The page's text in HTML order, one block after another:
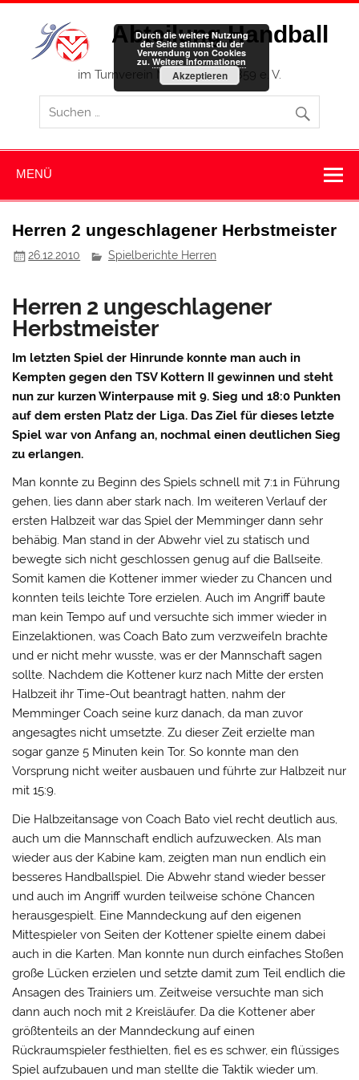
Zum
springen
Abteilung Handball
im Turnverein Memmingen 1859 e. V.
MENÜ
Herren 2 ungeschlagener Herbstmeister
26.12.2010 Spielberichte Herren
Herren 2 ungeschlagener
Herbstmeister
Im letzten Spiel der Hinrunde konnte man auch in
Kempten gegen den TSV Kottern II gewinnen und steht
nun zur kurzen Winterpause mit 9. Sieg und 18:0 Punkten
auf dem ersten Platz der Liga. Das Ziel für dieses letzte
Spiel war von Anfang an, nochmal einen deutlichen Sieg
zu erlangen.
Man konnte zu Beginn des Spiels schnell mit 7:1 in Führung
gehen, lies dann aber stark nach. Im weiteren Verlauf der
ersten Halbzeit war das Spiel der Memminger dann sehr
behäbig. Man stand in der Abwehr viel zu statisch und
bewegte sich nicht geschlossen genug auf die Ballseite.
Somit kamen die Kottener immer wieder zu Chancen und
konnten teils leichte Tore erzielen. Auch im Angriff baute
man kein Tempo auf und versuchte sich immer wieder in
Einzelaktionen, was Coach Bato zum verzweifeln brachte
und er nicht mehr wusste, was er der Mannschaft sagen
sollte. Nachdem die Kottener kurz nach Mitte der ersten
Halbzeit ihr Time-Out beantragt hatten, nahm der
Memminger Coach seine kurz danach, da man zuvor
angesagtes nicht umsetzte. Zu dieser Zeit erzielte man
sogar ganze 5 Minuten kein Tor. So konnte man den
Vorsprung nicht weiter ausbauen und führte zur Halbzeit nur
mit 15:9.
Die Halbzeitansage von Coach Bato viel recht deutlich aus,
auch um die Mannschaft endlich aufzuwecken. Als man
wieder aus der Kabine kam, zeigten man nun endlich ein
besseres Handballspiel. Die Abwehr stand wieder besser
und auch im Angriff wurden teilweise schöne Chancen
herausgespielt. Eine Manndeckung auf den eigenen
Mittespieler von Seiten der Kottener spielte einem dabei
auch in die Karten. Man konnte nun durch einfaches Stoßen
große Lücken erzielen und setzte damit zum Teil endlich die
Ansagen des Trainiers um. Zeitweise versuchte man sich
dann auch noch mit 2 Kreisläufer. Da die Kottener aber
größtenteils an der Manndeckung auf einen
Rückraumspieler festhielten, fiel es es schwer, ein flüssiges
Spiel aufzubauen und man stellte die Taktik wieder um.
Durch die weitere Nutzung
der Seite stimmst du der
Verwendung von Cookies
zu. Weitere Informationen
Akzeptieren